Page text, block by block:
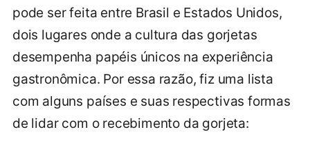
pode ser feita entre Brasil e Estados Unidos,
dois lugares onde a cultura das gorjetas
desempenha papéis únicos na experiência
gastronômica. Por essa razão, fiz uma lista
com alguns países e suas respectivas formas
de lidar com o recebimento da gorjeta: